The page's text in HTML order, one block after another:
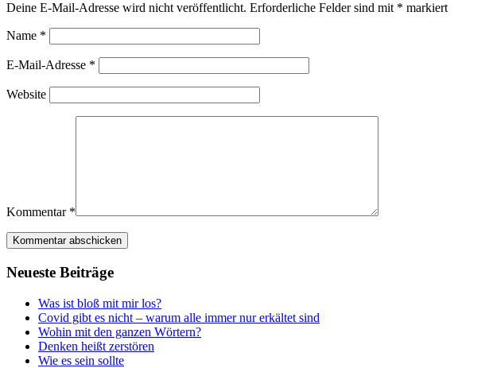
Deine E-Mail-Adresse wird nicht veröffentlicht. Erforderliche Felder sind mit * markiert
Name *
E-Mail-Adresse *
Website
Kommentar *
Neu­es­te Beiträge
Was ist bloß mit mir los?
Covid gibt es nicht – war­um alle immer nur erkäl­tet sind
Wohin mit den gan­zen Wörtern?
Den­ken heißt zerstören
Wie es sein sollte